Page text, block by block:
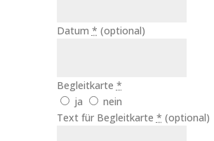
Datum * (optional)
Begleitkarte *
ja
nein
Text für Begleitkarte * (optional)